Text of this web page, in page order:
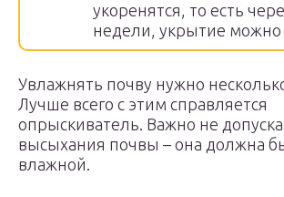
укоренятся, то есть
недели, укрытие можно
Увлажнять почву нужно
Лучше всего с этим справляется
опрыскиватель. Важно не
высыхания почвы – она должна
влажной.